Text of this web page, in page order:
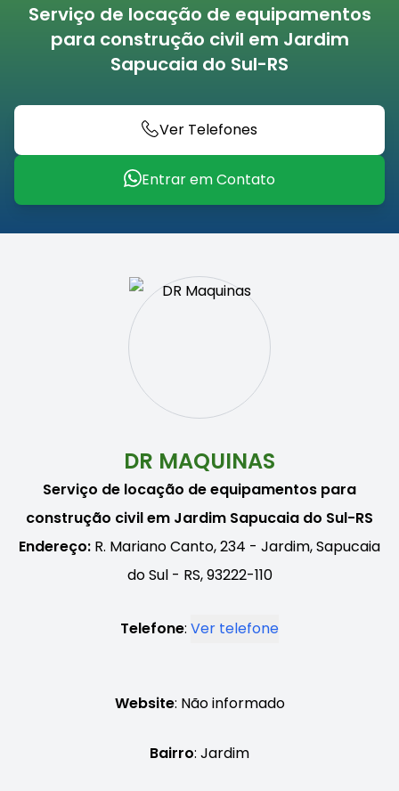
Serviço de locação de equipamentos
para construção civil em Jardim
Sapucaia do Sul-RS
Ver Telefones
Entrar em Contato
DR MAQUINAS
Serviço de locação de equipamentos para
construção civil em Jardim Sapucaia do Sul-RS
Endereço: R. Mariano Canto, 234 - Jardim, Sapucaia
do Sul - RS, 93222-110
Telefone: Ver telefone
Website: Não informado
Bairro: Jardim